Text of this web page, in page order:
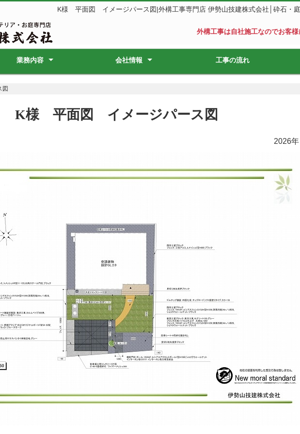
K様 平面図 イメージパース図|外構工事専門店 伊勢山技建株式会社│砕石・
外構工事は自社施工なのでお客
業務内容 会社情報 工事の流れ
K様 平面図 イメージパース図
2026